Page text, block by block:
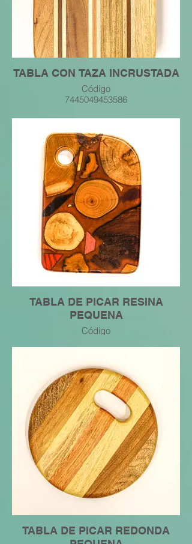
TABLA CON TAZA INCRUSTADA
Código
7445049453586
TABLA DE PICAR RESINA
PEQUENA
Código
TABLA DE PICAR REDONDA